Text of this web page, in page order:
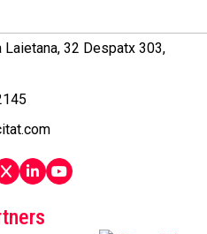
Laietana, 32 Despatx 303,